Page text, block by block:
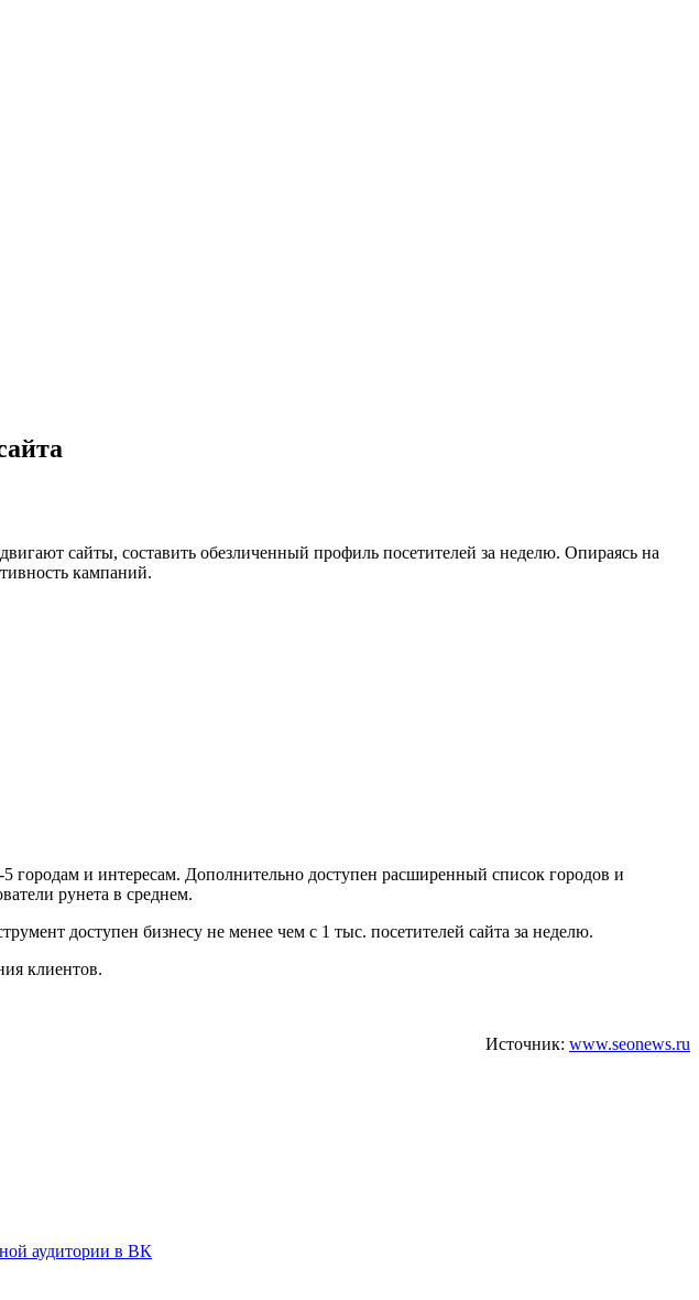
сайты, составить обезличенный профиль посетителей за неделю. Опираясь на
кампаний.
городам и интересам. Дополнительно доступен расширенный список городов и
рунета в среднем.
доступен бизнесу не менее чем с 1 тыс. посетителей сайта за неделю.
клиентов.
Источник: www.seonews.ru
аудитории в ВК